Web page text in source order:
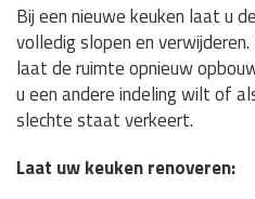
Bij een nieuwe keuken laat u
volledig slopen en
laat de ruimte opnieuw
u een andere indeling wilt of
slechte staat verkeert.
Laat uw keuken renoveren: